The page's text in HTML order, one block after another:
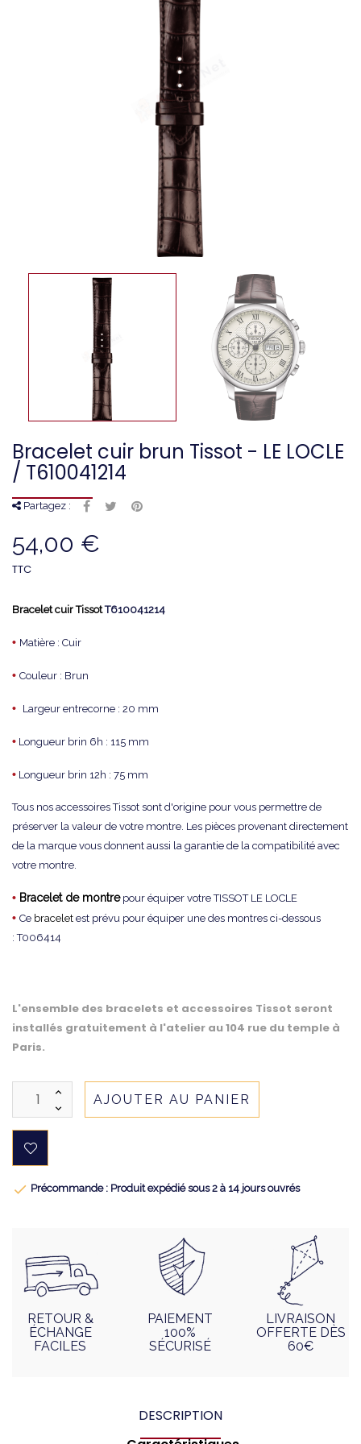
Bracelet cuir brun Tissot - LE LOCLE
/ T610041214
Partagez :
54,00 €
TTC
Bracelet cuir Tissot T610041214
• Matière : Cuir
• Couleur : Brun
• Largeur entrecorne : 20 mm
• Longueur brin 6h : 115 mm
• Longueur brin 12h : 75 mm
Tous nos accessoires Tissot sont d'origine pour vous permettre de
préserver la valeur de votre montre. Les pièces provenant directement
de la marque vous donnent aussi la garantie de la compatibilité avec
votre montre.
• Bracelet de montrepour équiper votre TISSOT LE LOCLE
• Ce bracelet est prévu pour équiper une des montres ci-dessous
: T006414
L'ensemble des bracelets et accessoires Tissot seront
installés gratuitement à l'atelier au 104 rue du temple à
Paris.
AJOUTER AU PANIER
 Précommande : Produit expédié sous 2 à 14 jours ouvrés
RETOUR &
ÉCHANGE
FACILES
PAIEMENT
100%
SÉCURISÉ
LIVRAISON
OFFERTE DÈS
60€
DESCRIPTION